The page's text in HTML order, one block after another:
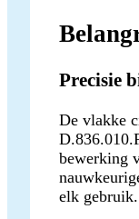
Precisie
De vlakke
bewerking
elk gebruik.